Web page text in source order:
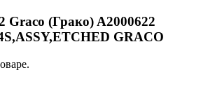
Graco (Грако) A2000622
GRACO